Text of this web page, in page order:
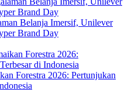
Belanja Imersif, Unilever
Brand Day
Forestra 2026: Pertunjukan